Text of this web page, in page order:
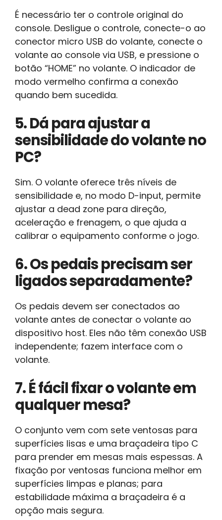
É necessário ter o controle original do
console. Desligue o controle, conecte-o ao
conector micro USB do volante, conecte o
volante ao console via USB, e pressione o
botão “HOME” no volante. O indicador de
modo vermelho confirma a conexão
quando bem sucedida.
5. Dá para ajustar a
sensibilidade do volante no
PC?
Sim. O volante oferece três níveis de
sensibilidade e, no modo D-input, permite
ajustar a dead zone para direção,
aceleração e frenagem, o que ajuda a
calibrar o equipamento conforme o jogo.
6. Os pedais precisam ser
ligados separadamente?
Os pedais devem ser conectados ao
volante antes de conectar o volante ao
dispositivo host. Eles não têm conexão USB
independente; fazem interface com o
volante.
7. É fácil fixar o volante em
qualquer mesa?
O conjunto vem com sete ventosas para
superfícies lisas e uma braçadeira tipo C
para prender em mesas mais espessas. A
fixação por ventosas funciona melhor em
superfícies limpas e planas; para
estabilidade máxima a braçadeira é a
opção mais segura.